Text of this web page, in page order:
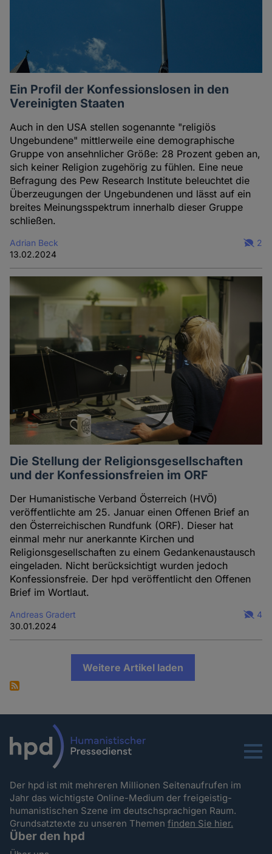
Ein Profil der Konfessionslosen in den
Vereinigten Staaten
Auch in den USA stellen sogenannte "religiös
Ungebundene" mittlerweile eine demographische
Gruppe von ansehnlicher Größe: 28 Prozent geben an,
sich keiner Religion zugehörig zu fühlen. Eine neue
Befragung des Pew Research Institute beleuchtet die
Überzeugungen der Ungebundenen und lässt auf ein
breites Meinungsspektrum innerhalb dieser Gruppe
schließen.
Adrian Beck
13.02.2024
2
Die Stellung der Religionsgesellschaften
und der Konfessionsfreien im ORF
Der Humanistische Verband Österreich (HVÖ)
veröffentlichte am 25. Januar einen Offenen Brief an
den Österreichischen Rundfunk (ORF). Dieser hat
einmal mehr nur anerkannte Kirchen und
Religionsgesellschaften zu einem Gedankenaustausch
eingeladen. Nicht berücksichtigt wurden jedoch
Konfessionsfreie. Der hpd veröffentlicht den Offenen
Brief im Wortlaut.
Andreas Gradert
30.01.2024
4
Weitere Artikel laden
Menu
Der hpd ist mit mehreren Millionen Seitenaufrufen im
Jahr das wichtigste Online-Medium der freigeistig-
humanistischen Szene im deutschsprachigen Raum.
Grundsatztexte zu unseren Themenfinden Sie hier.
Über den hpd